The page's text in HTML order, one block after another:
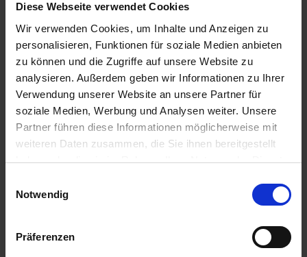
Diese Webseite verwendet Cookies
Wir verwenden Cookies, um Inhalte und Anzeigen zu
personalisieren, Funktionen für soziale Medien anbieten
zu können und die Zugriffe auf unsere Website zu
analysieren. Außerdem geben wir Informationen zu Ihrer
Verwendung unserer Website an unsere Partner für
soziale Medien, Werbung und Analysen weiter. Unsere
Partner führen diese Informationen möglicherweise mit
weiteren Daten zusammen, die Sie ihnen bereitgestellt
haben oder die sie im Rahmen Ihrer Nutzung der Dienste
Cookies, wenn Sie unsere Webseite weiterhin nutzen.
Notwendig
Präferenzen
99,00 €
zzgl. Versandkosten
Sofort versandfertig, Lieferzeit ca. 2-4 Werktage innerhalb
Deutschlands
In den Warenkorb
Merken Bewerten
Artikel Nr.: 46637694992.1
Beschreibung
Modell R 1200GS. Dieser Artikel wir nach...